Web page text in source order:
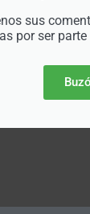
sus
por ser